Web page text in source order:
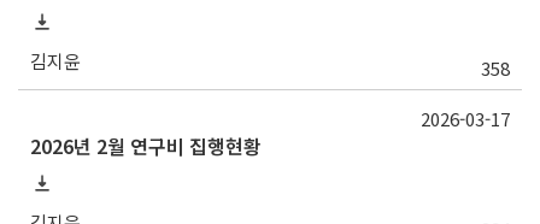
김지윤 358
2026년 2월 연구비 집행현황
2026-03-17